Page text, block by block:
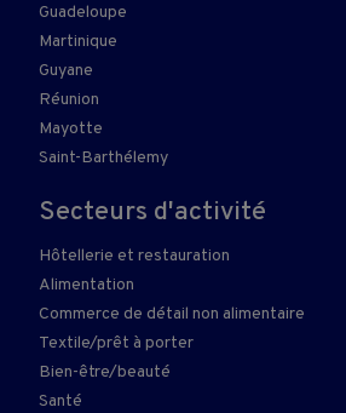
Guadeloupe
Martinique
Guyane
Réunion
Mayotte
Saint-Barthélemy
Secteurs d'activité
Hôtellerie et restauration
Alimentation
Commerce de détail non alimentaire
Textile/prêt à porter
Bien-être/beauté
Santé